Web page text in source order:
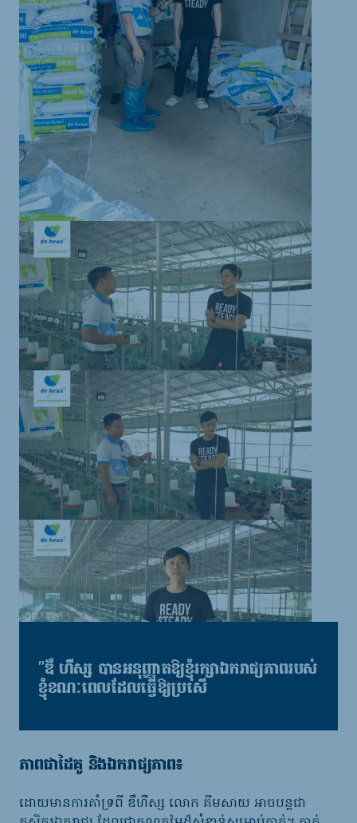
"ឌឹ ហឺស្ស បានអនុញ្ញាតឱ្យខ្ញុំរក្សាឯករាជ្យភាពរបស់
ខ្ញុំខណៈពេលដែលធ្វើឱ្យប្រសើ
ភាពជាដៃគូ និងឯករាជ្យភាព៖
ដោយមានការគាំទ្រពី ឌឹ​ហឺស្ស លោក គីមសាយ អាចបន្តជា